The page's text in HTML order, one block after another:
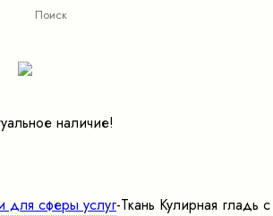
наличие!
для сферы услуг-Ткань Кулирная